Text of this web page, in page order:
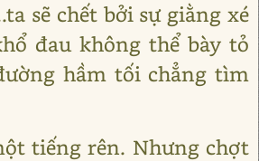
sẽ chết bởi sự giằng xé
đau không thể bày tỏ
hầm tối chẳng tìm
tiếng rên. Nhưng chợt